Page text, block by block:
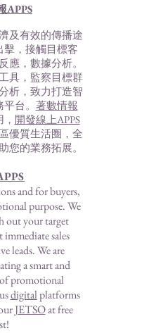
APPS
及有效的傳播途
擊，接觸目標客
應，數據分析。
具，監察目標群
析，致力打造智
台。 著數情報
開發線上APPS
優質生活圈，全
您的業務拓展。
and for buyers,
purpose. We
out your target
immediate sales
leads. We are
a smart and
promotional
digitalplatforms
JETSOat free